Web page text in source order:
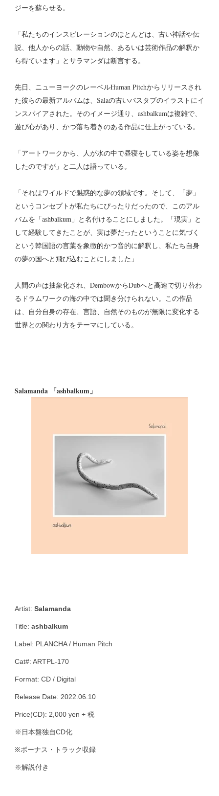
ジーを蘇らせる。
「私たちのインスピレーションのほとんどは、古い神話や伝
説、他人からの話、動物や自然、あるいは芸術作品の解釈か
ら得ています」とサラマンダは断言する。
先日、ニューヨークのレーベルHuman Pitchからリリースされ
た彼らの最新アルバムは、Salaの古いバスタブのイラストにイ
ンスパイアされた。そのイメージ通り、ashbalkumは複雑で、
遊び心があり、かつ落ち着きのある作品に仕上がっている。
「アートワークから、人が水の中で昼寝をしている姿を想像
したのですが」と二人は語っている。
「それはワイルドで魅惑的な夢の領域です。そして、「夢」
というコンセプトが私たちにぴったりだったので、このアル
バムを「ashbalkum」と名付けることにしました。「現実」と
して経験してきたことが、実は夢だったということに気づく
という韓国語の言葉を象徴的かつ音的に解釈し、私たち自身
の夢の国へと飛び込むことにしました」
人間の声は抽象化され、DembowからDubへと高速で切り替わ
るドラムワークの海の中では聞き分けられない。この作品
は、自分自身の存在、言語、自然そのものが無限に変化する
世界との関わり方をテーマにしている。
Salamanda 「ashbalkum」
Artist: Salamanda
Title: ashbalkum
Label: PLANCHA / Human Pitch
Cat#: ARTPL-170
Format: CD / Digital
Release Date: 2022.06.10
Price(CD): 2,000 yen + 税
※日本盤独自CD化
※ボーナス・トラック収録
※解説付き